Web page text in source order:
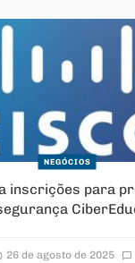
NEGÓCIOS
inscrições para
26 de agosto de 2025